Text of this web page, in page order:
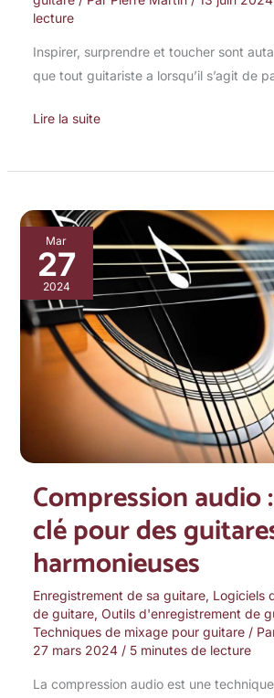
lecture
Inspirer, surprendre et toucher sont
que tout guitariste a lorsqu’il s’agit de
Lire la suite
Mar
27
2024
Compression audio
clé pour des
harmonieuses
Enregistrement de sa guitare, Logiciels
de guitare, Outils d'enregistrement de
Techniques de mixage pour guitare/
27 mars 2024 / 5 minutes de lecture
La compression audio est une
Compression
audio
l’outil
clé
pour
harmonieuses